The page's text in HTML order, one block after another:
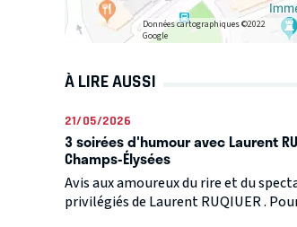
Données cartographiques ©2022
Google
À LIRE AUSSI
21/05/2026
3 soirées d'humour avec Laurent
Champs-Élysées
Avis aux amoureux du rire et du
privilégiés de Laurent RUQIUER .